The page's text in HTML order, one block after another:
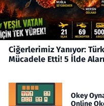
Ciğerlerimiz Yanıyor:
Mücadele Etti! 5 İlde
Okey
Online